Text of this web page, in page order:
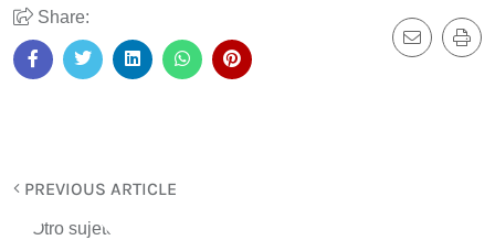
Share:
PREVIOUS ARTICLE